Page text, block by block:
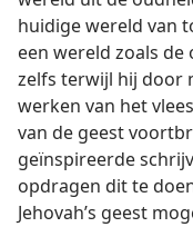
huidige wereld van
een wereld zoals de
zelfs terwijl hij door
werken van het
van de geest
geïnspireerde
opdragen dit te
Jehovah’s geest